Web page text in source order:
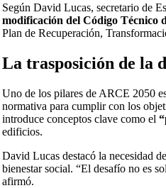
Según David Lucas, secretario de
modificación del Código Técnico
Plan de Recuperación,
La trasposición de la
Uno de los pilares de ARCE 2050
normativa para cumplir con los
introduce conceptos clave como el
edificios.
David Lucas destacó la necesidad
bienestar social. “El desafío no es
afirmó.